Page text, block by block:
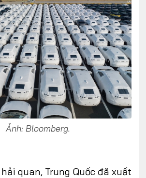
Ảnh: Bloomberg.
quan, Trung Quốc đã xuất